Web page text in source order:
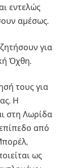
εντελώς
αμέσως.
για
Όχθη.
τους για
Η
στη Λωρίδα
από
ως